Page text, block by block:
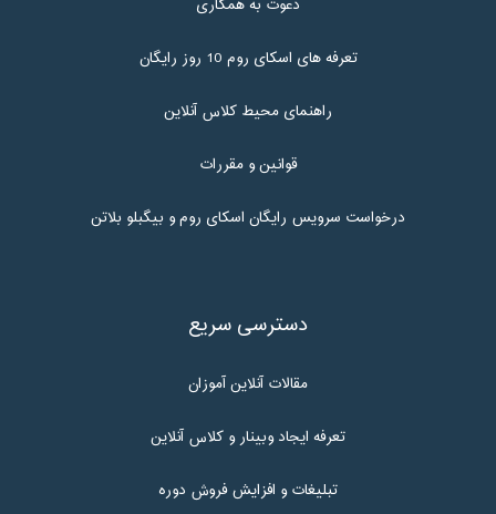
دعوت به همکاری
تعرفه های اسکای روم 10 روز رایگان
راهنمای محیط کلاس آنلاین
قوانین و مقررات
درخواست سرویس رایگان اسکای روم و بیگبلو بلاتن
دسترسی سریع
مقالات آنلاین آموزان
تعرفه ایجاد وبینار و کلاس آنلاین
تبلیغات و افزایش فروش دوره